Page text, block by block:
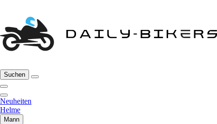
Suchen
Neuheiten
Helme
Mann